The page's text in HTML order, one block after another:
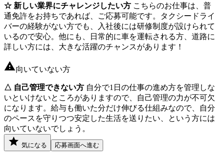
☆ 新しい業界にチャレンジしたい方 こちらのお仕事は、普
通免許をお持ちであれば、ご応募可能です。タクシードライ
バーの経験がない方でも、入社後には研修制度が設けられて
いるので安心。他にも、日常的に車を運転される方、道路に
詳しい方には、大きな活躍のチャンスがあります！
向いていない方
△ 自己管理できない方 自分で1日の仕事の進め方を管理しな
いといけないところがありますので、自己管理の力が不可欠
になります。給与も働いた分だけ伸びる仕組みなので、自分
のペースを守りつつ安定した生活を送りたい、という方には
向いていないでしょう。
気になる 応募画面へ進む